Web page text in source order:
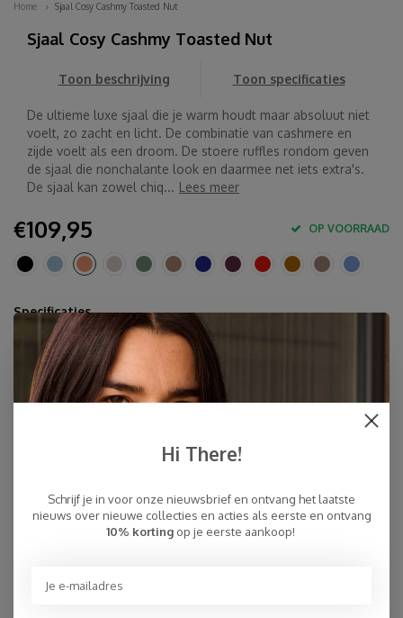
Home Sjaal Cosy Cashmy Toasted Nut
Sjaal Cosy Cashmy Toasted Nut
Toon beschrijving Toon specificaties
De ultieme luxe sjaal die je warm houdt maar absoluut niet
voelt, zo zacht en licht. De combinatie van cashmere en
zijde voelt als een droom. De stoere ruffles rondom geven
de sjaal die nonchalante look en daarmee net iets extra's.
De sjaal kan zowel chiq... Lees meer
€109,95 OP VOORRAAD
Specificaties
70% cashmere - 30% zijde
160 x 160 cm
Stomen
Inner-Mongolië
Persoonlijke Klantenservice
Top Reviews 9.4
Hi There!
Schrijf je in voor onze nieuwsbrief en ontvang het laatste
nieuws over nieuwe collecties en acties als eerste en ontvang
10% korting op je eerste aankoop!